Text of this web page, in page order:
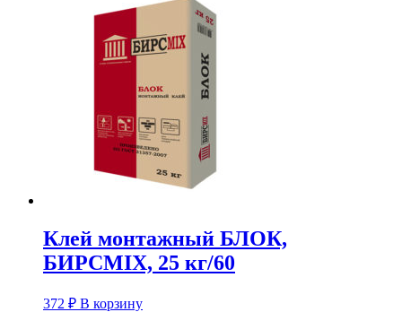
Клей монтажный БЛОК,
БИРСMIX, 25 кг/60
372 ₽ В корзину